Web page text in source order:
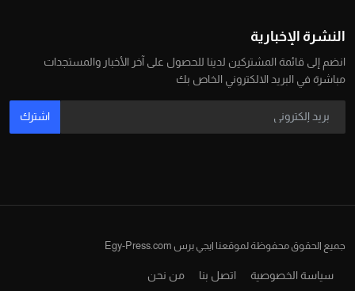
النشرة الإخبارية
انضم إلى قائمة المشتركين لدينا للحصول على آخر الأخبار والمستجدات
مباشرة في البريد الالكتروني الخاص بك
اشترك
جميع الحقوق محفوظة لموقعنا ايجي برس Egy-Press.com
سياسة الخصوصية اتصل بنا من نحن